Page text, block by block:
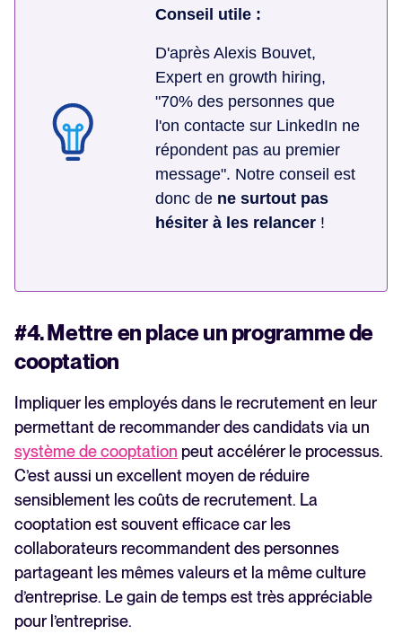
Conseil utile :
D'après Alexis Bouvet,
Expert en growth hiring,
"70% des personnes que
l'on contacte sur LinkedIn ne
répondent pas au premier
message". Notre conseil est
donc de ne surtout pas
hésiter à les relancer !
#4. Mettre en place un programme de
cooptation
Impliquer les employés dans le recrutement en leur
permettant de recommander des candidats via un
système de cooptation peut accélérer le processus.
C’est aussi un excellent moyen de réduire
sensiblement les coûts de recrutement. La
cooptation est souvent efficace car les
collaborateurs recommandent des personnes
partageant les mêmes valeurs et la même culture
d’entreprise. Le gain de temps est très appréciable
pour l’entreprise.